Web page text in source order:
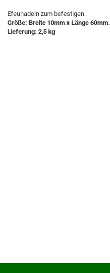
Efeunadeln zum befestigen.
Größe: Breite 10mm x Länge 60mm.
Lieferung: 2,5 kg